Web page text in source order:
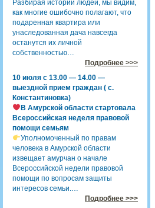
Разбирая истории людей, мы видим,
как многие ошибочно полагают, что
подаренная квартира или
унаследованная дача навсегда
останутся их личной
собственностью…
Подробнее >>>
10 июля с 13.00 — 14.00 —
выездной прием граждан ( с.
Константиновка)
В Амурской области стартовала
Всероссийская неделя правовой
помощи семьям
Уполномоченный по правам
человека в Амурской области
извещает амурчан о начале
Всероссийской недели правовой
помощи по вопросам защиты
интересов семьи.…
Подробнее >>>